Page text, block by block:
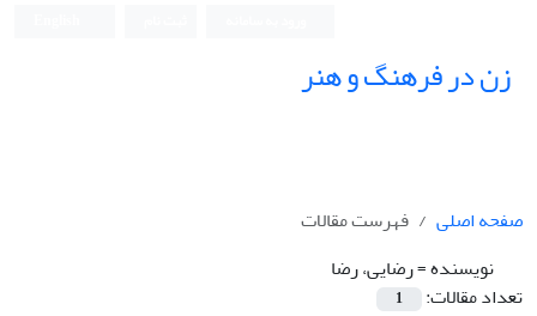
زن در فرهنگ و هنر
صفحه اصلی
فهرست مقالات
نویسنده =رضایی، رضا
تعداد مقالات:
1